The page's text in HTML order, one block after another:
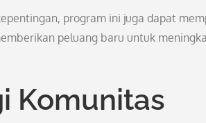
program ini juga dapat
peluang baru untuk
Komunitas